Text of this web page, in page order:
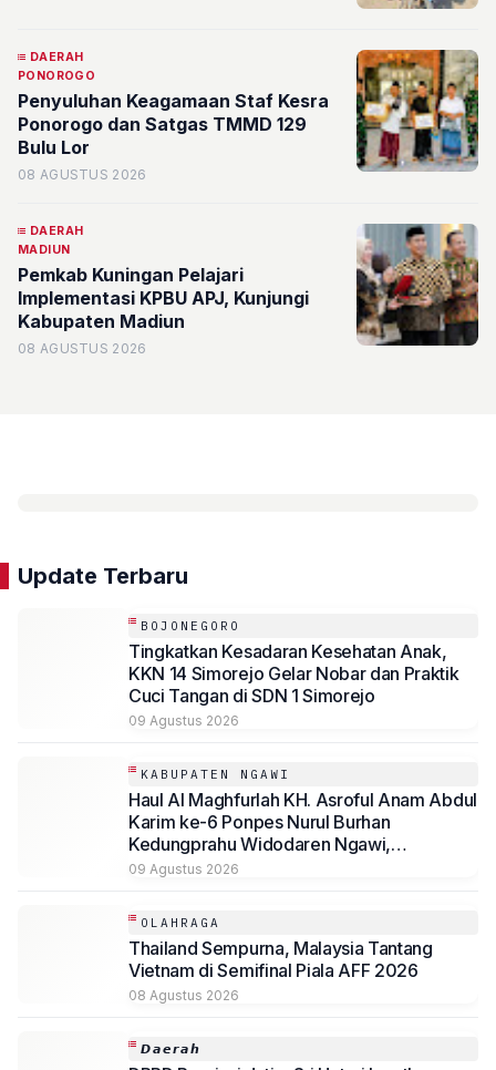
DAERAH
PONOROGO
Penyuluhan Keagamaan Staf Kesra
Ponorogo dan Satgas TMMD 129
Bulu Lor
08 AGUSTUS 2026
DAERAH
MADIUN
Pemkab Kuningan Pelajari
Implementasi KPBU APJ, Kunjungi
Kabupaten Madiun
08 AGUSTUS 2026
Update Terbaru
BOJONEGORO
Tingkatkan Kesadaran Kesehatan Anak,
KKN 14 Simorejo Gelar Nobar dan Praktik
Cuci Tangan di SDN 1 Simorejo
09 Agustus 2026
KABUPATEN NGAWI
Haul Al Maghfurlah KH. Asroful Anam Abdul
Karim ke-6 Ponpes Nurul Burhan
Kedungprahu Widodaren Ngawi,
Kesempatan Lelang Wakaf Masih Berlanjut
09 Agustus 2026
OLAHRAGA
Thailand Sempurna, Malaysia Tantang
Vietnam di Semifinal Piala AFF 2026
08 Agustus 2026
𝘿𝙖𝙚𝙧𝙖𝙝